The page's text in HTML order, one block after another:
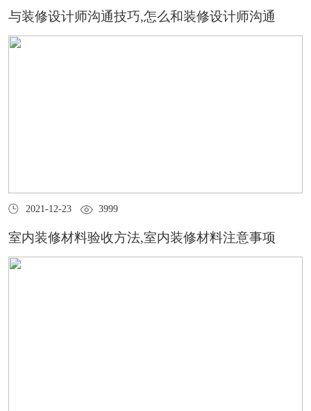
与装修设计师沟通技巧,怎么和装修设计师沟通
2021-12-23 3999
室内装修材料验收方法,室内装修材料注意事项